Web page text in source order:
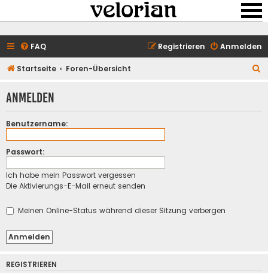
FAQ Anmelden
Registrieren
Startseite Foren-Übersicht
h
Anmelden
Benutzername:
Passwort:
Ich habe mein Passwort vergessen
Die Aktivierungs-E-Mail erneut senden
Meinen Online-Status während dieser Sitzung verbergen
REGISTRIEREN